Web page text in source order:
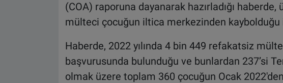
(COA) raporuna dayanarak hazırladığı
mülteci çocuğun iltica merkezinden kaybolduğu
Haberde, 2022 yılında 4 bin 449 refakatsiz
başvurusunda bulunduğu ve bunlardan 237’si
olmak üzere toplam 360 çocuğun Ocak